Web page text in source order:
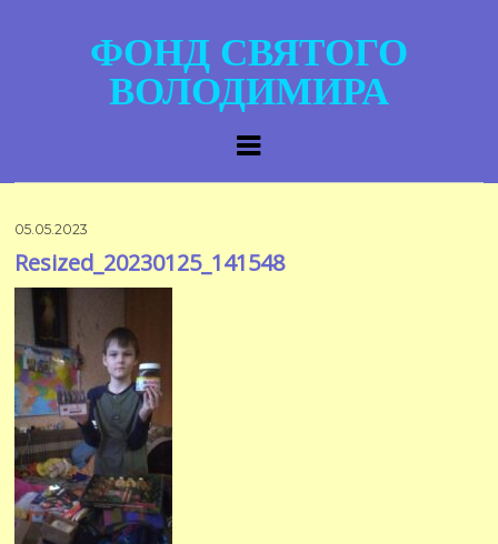
ФОНД СВЯТОГО
ВОЛОДИМИРА
05.05.2023
Resized_20230125_141548